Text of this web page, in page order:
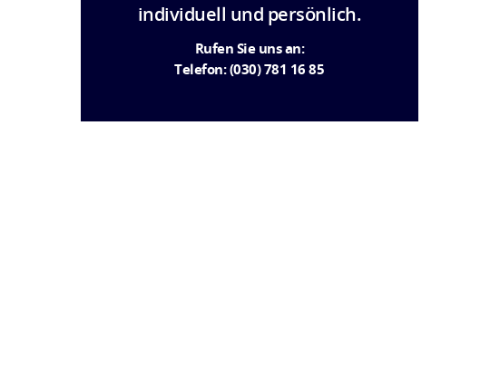
individuell und persönlich.
Rufen Sie uns an:
Telefon: (030) 781 16 85